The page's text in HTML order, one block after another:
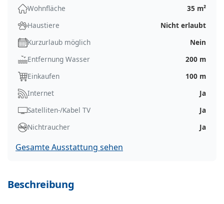
Wohnfläche
35 m²
Haustiere
Nicht erlaubt
Kurzurlaub möglich
Nein
Entfernung Wasser
200 m
Einkaufen
100 m
Internet
Ja
Satelliten-/Kabel TV
Ja
Nichtraucher
Ja
Gesamte Ausstattung sehen
Beschreibung